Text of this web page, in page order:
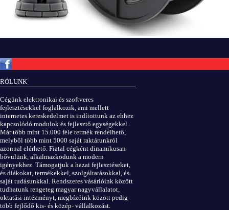
RÓLUNK
Cégünk elektronikai és szoftveres
fejlesztésekkel foglalkozik, ami mellett
internetes kereskedelmet is indítottunk az ehhez
kapcsolódó modulok és fejlesztő egységekkel.
Már több mint 15.000 féle termék rendelhető,
melyből több mint 5000 saját raktárunkról
azonnal elérhető. Fiatal cégként dinamikusan
bővülünk, alkalmazkodunk a modern
igényekhez. Támogatjuk a hazai fejlesztéseket,
és diákokat, termékekkel, szolgáltatásokkal, és
saját tudásunkkal. Rendszeres vásárlóink között
tudhatunk rengeteg magyar nagyvállalatot,
oktatási intézményt, megbízóink között pedig
több fejlődő kis- és közép- vállalkozást.